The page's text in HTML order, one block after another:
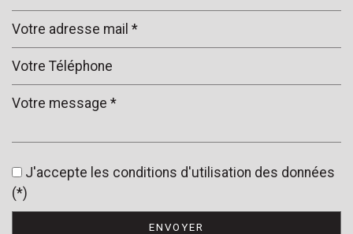
Collège
École maternelle
J'accepte les conditions d'utilisation des données
(*)
ENVOYER